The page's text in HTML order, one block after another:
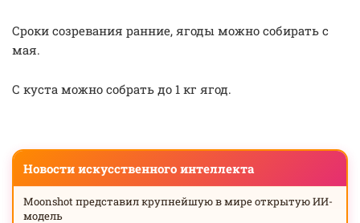
Сроки созревания ранние, ягоды можно собирать с
мая.
С куста можно собрать до 1 кг ягод.
Новости искусственного интеллекта
Moonshot представил крупнейшую в мире открытую ИИ-
модель